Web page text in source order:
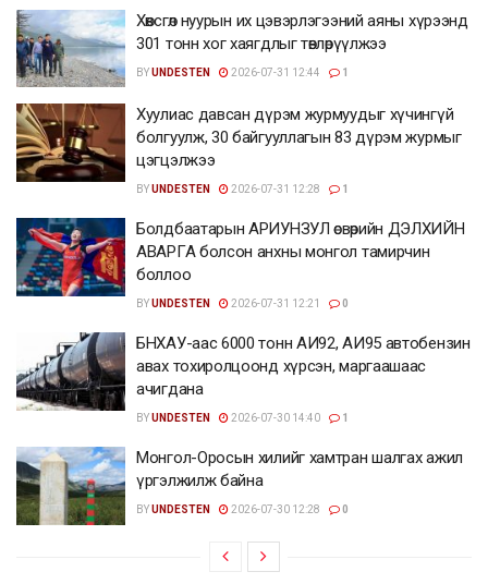
Хөвсгөл нуурын их цэвэрлэгээний аяны хүрээнд
301 тонн хог хаягдлыг төвлөрүүлжээ
BYUNDESTEN 2026-07-31 12:44 1
Хуулиас давсан дүрэм журмуудыг хүчингүй
болгуулж, 30 байгууллагын 83 дүрэм журмыг
цэгцэлжээ
BYUNDESTEN 2026-07-31 12:28 1
Болдбаатарын АРИУНЗУЛ өсвөрийн ДЭЛХИЙН
АВАРГА болсон анхны монгол тамирчин
боллоо
BYUNDESTEN 2026-07-31 12:21 0
БНХАУ-аас 6000 тонн АИ92, АИ95 автобензин
авах тохиролцоонд хүрсэн, маргаашаас
ачигдана
BYUNDESTEN 2026-07-30 14:40 1
Монгол-Оросын хилийг хамтран шалгах ажил
үргэлжилж байна
BYUNDESTEN 2026-07-30 12:28 0